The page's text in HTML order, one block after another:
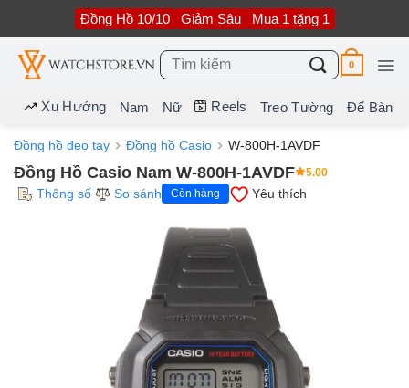
nội
dung
Đồng Hồ 10/10 Giảm Sâu Mua 1 tặng 1
Tìm
kiếm:
0
Xu Hướng Nam Nữ Reels Treo Tường Để Bàn
Đồng hồ đeo tay Đồng hồ Casio W-800H-1AVDF
Đồng Hồ Casio Nam W-800H-1AVDF 5.00
Thông số So sánh Còn hàng Yêu thích